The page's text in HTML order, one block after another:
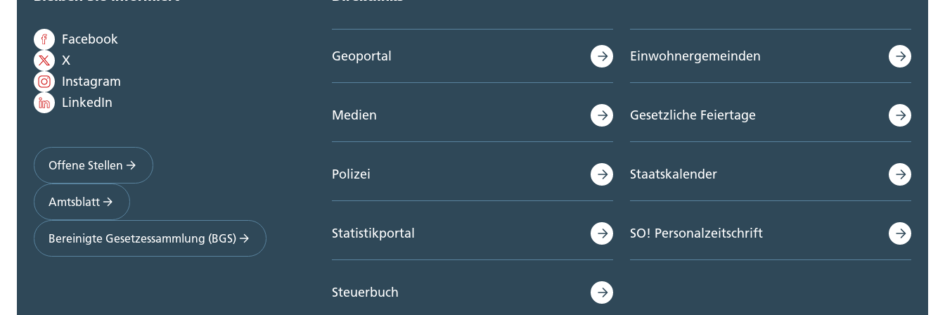
Facebook
X
Instagram
LinkedIn
Offene Stellen
Amtsblatt
Bereinigte Gesetzessammlung (BGS)
Geoportal
Medien
Polizei
Statistikportal
Steuerbuch
Einwohnergemeinden
Gesetzliche Feiertage
Staatskalender
SO! Personalzeitschrift